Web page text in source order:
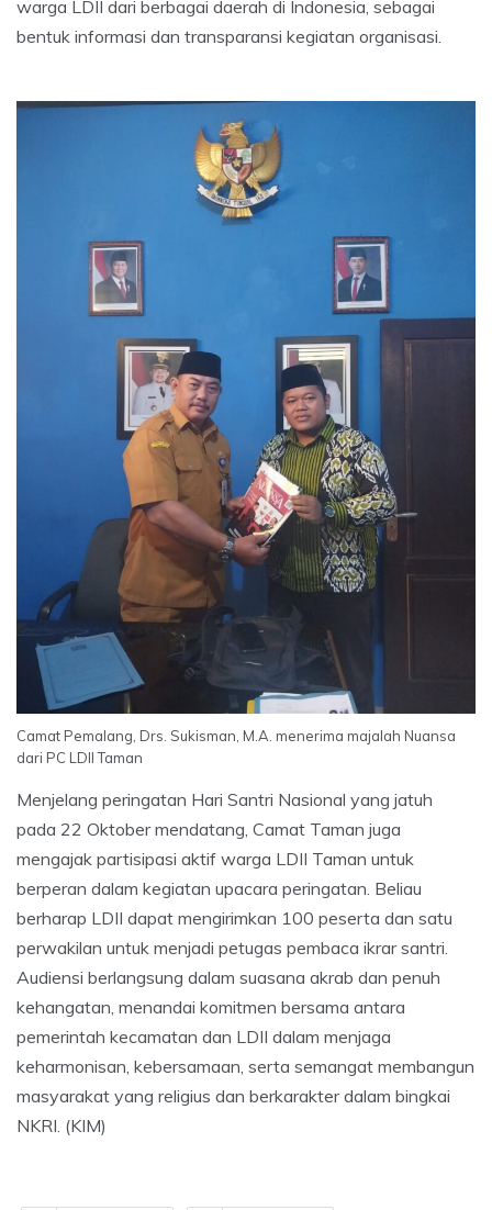
warga LDII dari berbagai daerah di Indonesia, sebagai
bentuk informasi dan transparansi kegiatan organisasi.
Camat Pemalang, Drs. Sukisman, M.A. menerima majalah Nuansa
dari PC LDII Taman
Menjelang peringatan Hari Santri Nasional yang jatuh
pada 22 Oktober mendatang, Camat Taman juga
mengajak partisipasi aktif warga LDII Taman untuk
berperan dalam kegiatan upacara peringatan. Beliau
berharap LDII dapat mengirimkan 100 peserta dan satu
perwakilan untuk menjadi petugas pembaca ikrar santri.
Audiensi berlangsung dalam suasana akrab dan penuh
kehangatan, menandai komitmen bersama antara
pemerintah kecamatan dan LDII dalam menjaga
keharmonisan, kebersamaan, serta semangat membangun
masyarakat yang religius dan berkarakter dalam bingkai
NKRI. (KIM)